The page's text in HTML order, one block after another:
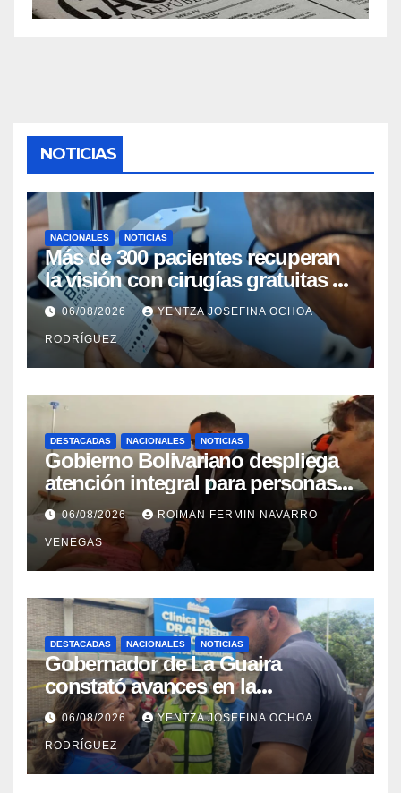
NOTICIAS
NACIONALES NOTICIAS
Más de 300 pacientes recuperan
la visión con cirugías gratuitas de
cataratas en Zulia
06/08/2026 YENTZA JOSEFINA OCHOA
RODRÍGUEZ
DESTACADAS NACIONALES NOTICIAS
Gobierno Bolivariano despliega
atención integral para personas
con discapacidad en
campamentos de La Guaira
06/08/2026 ROIMAN FERMIN NAVARRO
VENEGAS
DESTACADAS NACIONALES NOTICIAS
Gobernador de La Guaira
constató avances en la
rehabilitación del Hospitalito de
Catia la Mar
06/08/2026 YENTZA JOSEFINA OCHOA
RODRÍGUEZ